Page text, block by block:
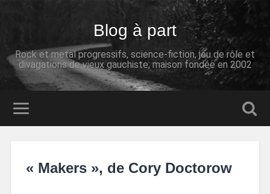
Blog à part
Rock et metal progressifs, science-fiction, jeu de rôle et
divagations de vieux gauchiste; maison fondée en 2002
« Makers », de Cory Doctorow